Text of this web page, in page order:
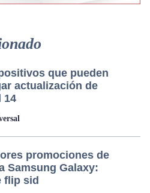
que pueden
actualización de
14
promociones de
Samsung Galaxy:
flip sid